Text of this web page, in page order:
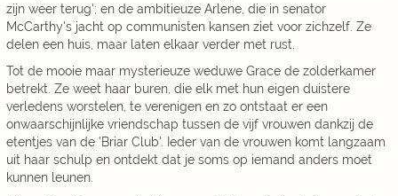
zijn weer terug'; en de ambitieuze Arlene, die in senator
McCarthy's jacht op communisten kansen ziet voor zichzelf. Ze
delen een huis, maar laten elkaar verder met rust.
Tot de mooie maar mysterieuze weduwe Grace de zolderkamer
betrekt. Ze weet haar buren, die elk met hun eigen duistere
verledens worstelen, te verenigen en zo ontstaat er een
onwaarschijnlijke vriendschap tussen de vijf vrouwen dankzij de
etentjes van de 'Briar Club'. Ieder van de vrouwen komt langzaam
uit haar schulp en ontdekt dat je soms op iemand anders moet
kunnen leunen.